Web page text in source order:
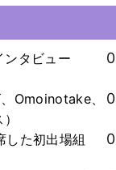
ンタビュー
0
Omoinotake、
0
した初出場組
0